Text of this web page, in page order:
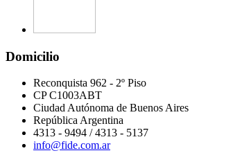
Domicilio
Reconquista 962 - 2º Piso
CP C1003ABT
Ciudad Autónoma de Buenos Aires
República Argentina
4313 - 9494 / 4313 - 5137
info@fide.com.ar